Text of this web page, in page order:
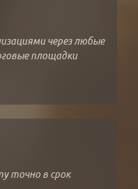
через любые
площадки
точно в срок